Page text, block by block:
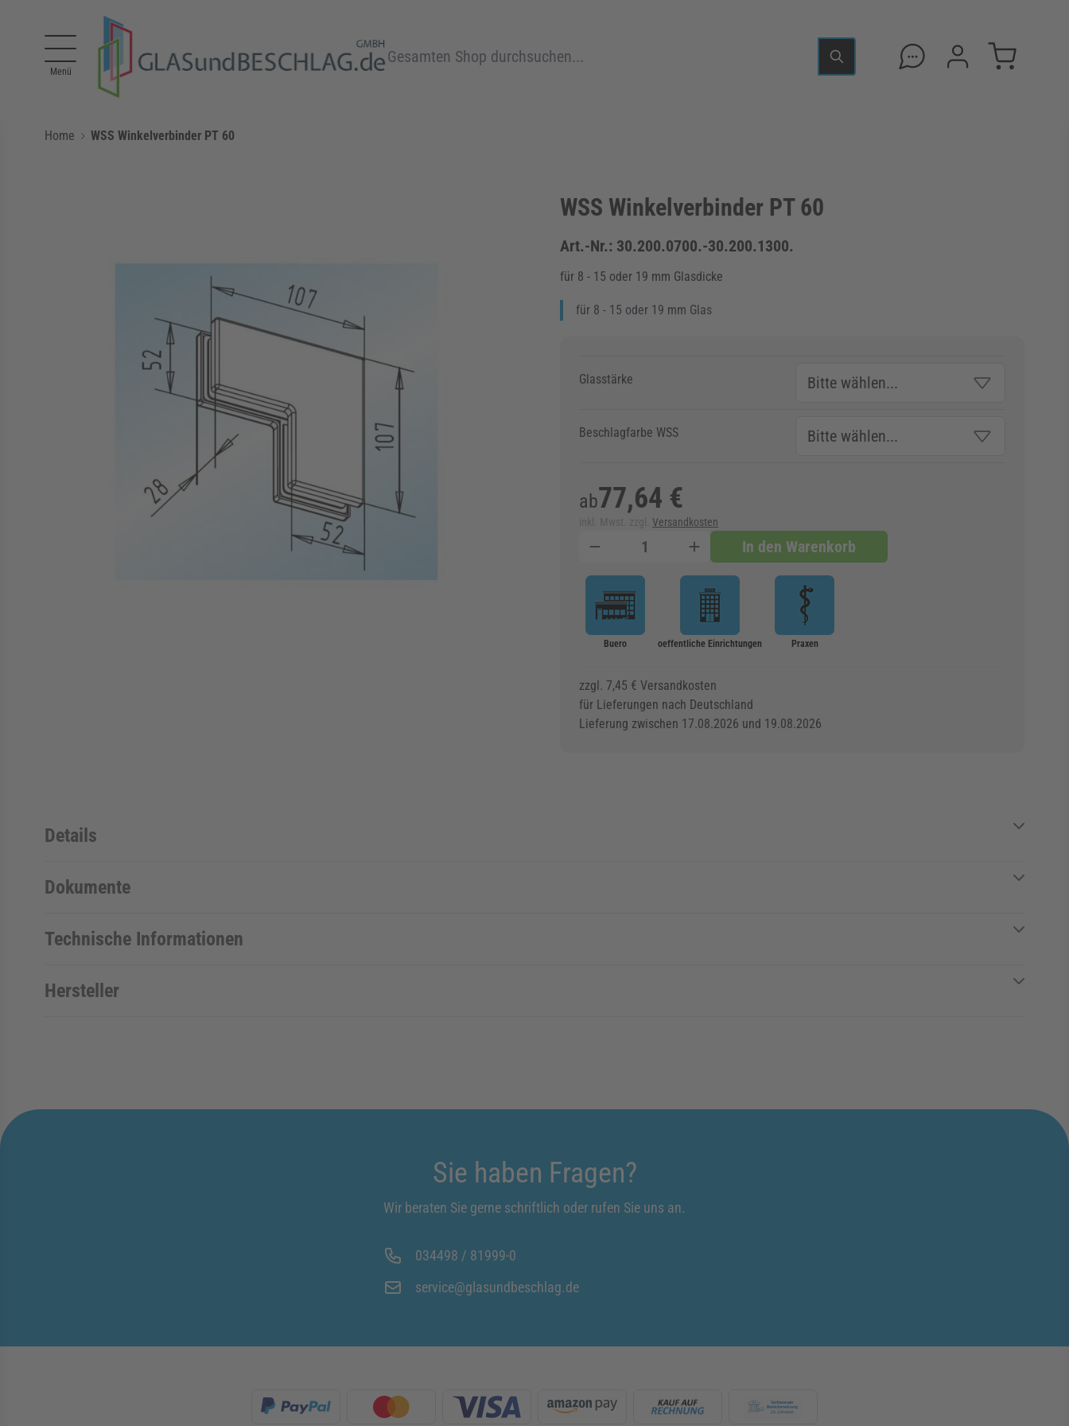
Menü
Home WSS Winkelverbinder PT 60
WSS Winkelverbinder PT 60
Art.-Nr.: 30.200.0700.-30.200.1300.
für 8 - 15 oder 19 mm Glasdicke
für 8 - 15 oder 19 mm Glas
Glasstärke
Beschlagfarbe WSS
ab77,64 €
Versandkosten
In den Warenkorb
Buero oeffentliche Einrichtungen Praxen
zzgl. 7,45 € Versandkosten
für Lieferungen nach Deutschland
Lieferung zwischen 17.08.2026 und 19.08.2026
Details
Dokumente
Technische Informationen
Hersteller
Sie haben Fragen?
Wir beraten Sie gerne schriftlich oder rufen Sie uns an.
034498 / 81999-0
service@glasundbeschlag.de